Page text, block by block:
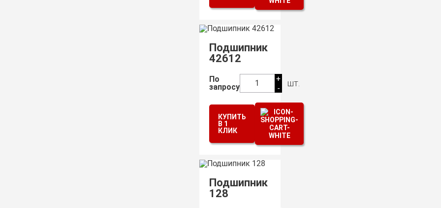
Подшипник
42612
По
запросу
1
+
-
шт.
КУПИТЬ
В 1
КЛИК
Подшипник
128